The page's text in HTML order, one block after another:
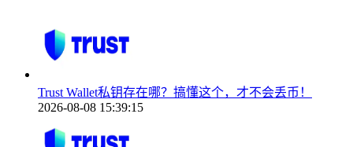
Trust Wallet私钥存在哪？搞懂这个，才不会丢币！
2026-08-08 15:39:15